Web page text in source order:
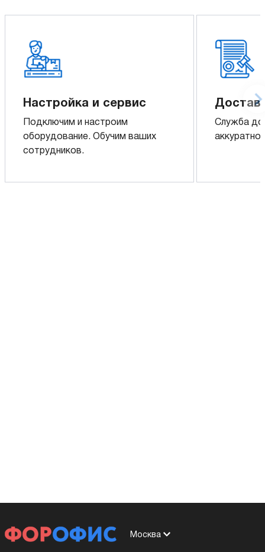
Настройка и сервис
Подключим и настроим
оборудование. Обучим ваших
сотрудников.
Служба
аккуратно
Москва